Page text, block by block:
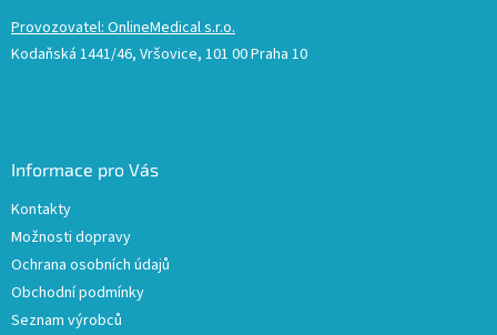
Provozovatel: OnlineMedical s.r.o.
Kodaňská 1441/46, Vršovice, 101 00 Praha 10
Informace pro Vás
Kontakty
Možnosti dopravy
Ochrana osobních údajů
Obchodní podmínky
Seznam výrobců